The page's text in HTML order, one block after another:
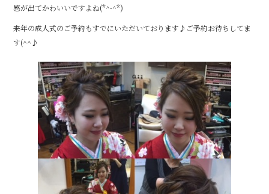
o
o
k
感が出てかわいいですよね(*^-^*)
来年の成人式のご予約もすでにいただいております♪ご予約お待ちしてま
す(^^♪